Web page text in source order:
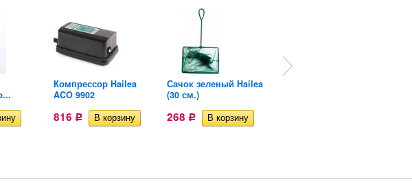
Компрессор Hailea
ACO 9902
816 Р
Сачок зеленый Hailea
(30 см.)
268 Р